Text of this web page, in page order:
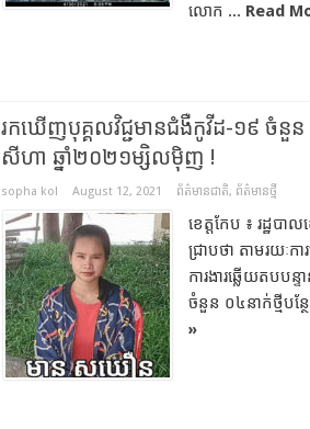
លោក ... Read
រកឃើញបុគ្គលវិជ្ជមានជំងឺកូវីដ-១៩ ចំនួន
សីហា ឆ្នាំ២០២១ម្សិលមុិញ !
sopha kol August 12, 2021 ព័ត៌មានជាតិ, ព័ត៌មានថ្មី
ខេត្តកែប ៖ រដ្ឋ
ជ្រាបថា តាមរយៈក
ការងារឆ្លើយតបប
ចំនួន ០៤នាក់ថ្មីបន្
»